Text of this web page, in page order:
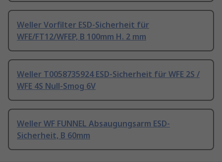
Weller Vorfilter ESD-Sicherheit für
WFE/FT12/WFEP, B 100mm H. 2 mm
Weller T0058735924 ESD-Sicherheit für WFE 2S /
WFE 4S Null-Smog 6V
Weller WF FUNNEL Absaugungsarm ESD-
Sicherheit, B 60mm